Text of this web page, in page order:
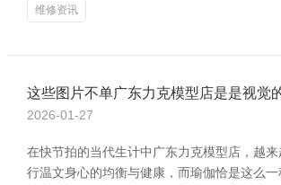
维修资讯
这些图片不单广东力克模型店是是视觉
2026-01-27
在快节拍的当代生计中广东力克模型店，越
行温文身心的均衡与健康，而瑜伽恰是这么